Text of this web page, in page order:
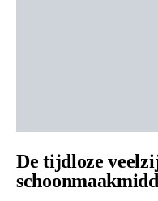
De tijdloze